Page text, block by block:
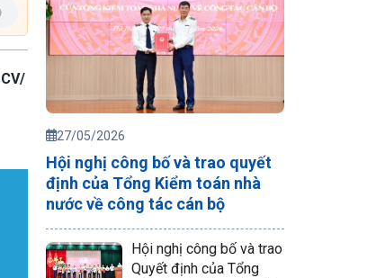
27/05/2026
Hội nghị công bố và trao quyết
định của Tổng Kiểm toán nhà
nước về công tác cán bộ
Hội nghị công bố và trao
Quyết định của Tổng